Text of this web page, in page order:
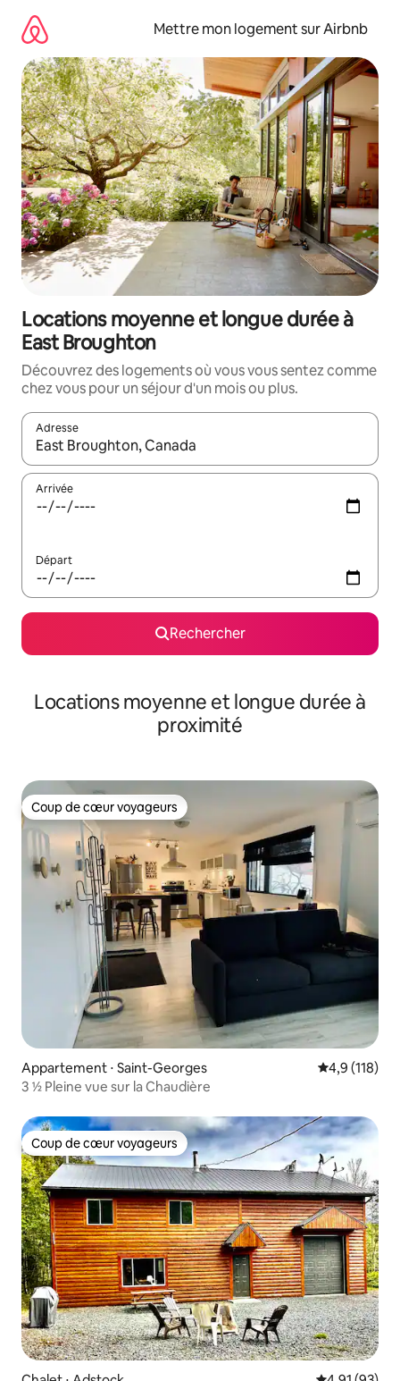
directement
contenu
Mettre mon logement sur Airbnb
Locations moyenne et longue durée à
East Broughton
Découvrez des logements où vous vous sentez comme
chez vous pour un séjour d'un mois ou plus.
Adresse
Lorsque les résultats s'affichent, utilisez les flèches vers le
Arrivée
Départ
Rechercher
Locations moyenne et longue durée à
proximité
Coup de cœur voyageurs
Coup de cœur voyageurs
Appartement ⋅ Saint-Georges Évaluation
4,9 (118)
3 ½ Pleine vue sur la Chaudière
Coup de cœur voyageurs
Coup de cœur voyageurs